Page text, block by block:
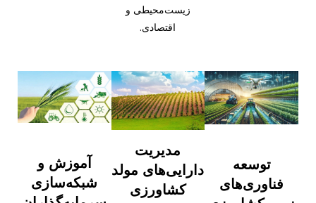
زیست‌محیطی و
اقتصادی.
توسعه
فناوری‌های
مدیریت
دارایی‌های مولد
کشاورزی
آموزش و
شبکه‌سازی